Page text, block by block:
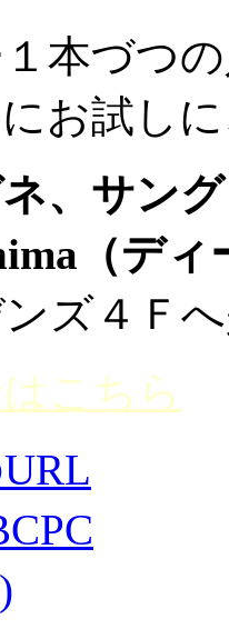
本づつ
お試し
、サン
（デ
ズ４Ｆ
こちら